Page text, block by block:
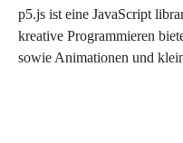
p5.js ist eine JavaScript
kreative Programmieren
sowie Animationen und